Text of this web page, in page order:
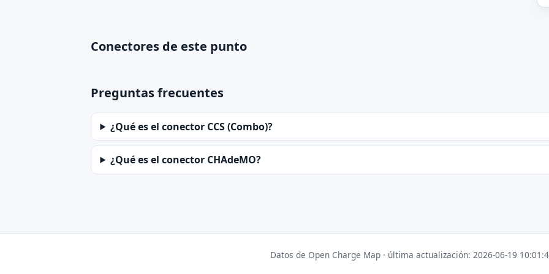
Conectores de este punto
Preguntas frecuentes
¿Qué es el conector CCS (Combo)?
¿Qué es el conector CHAdeMO?
Datos de Open Charge Map · última actualización: 2026-06-19